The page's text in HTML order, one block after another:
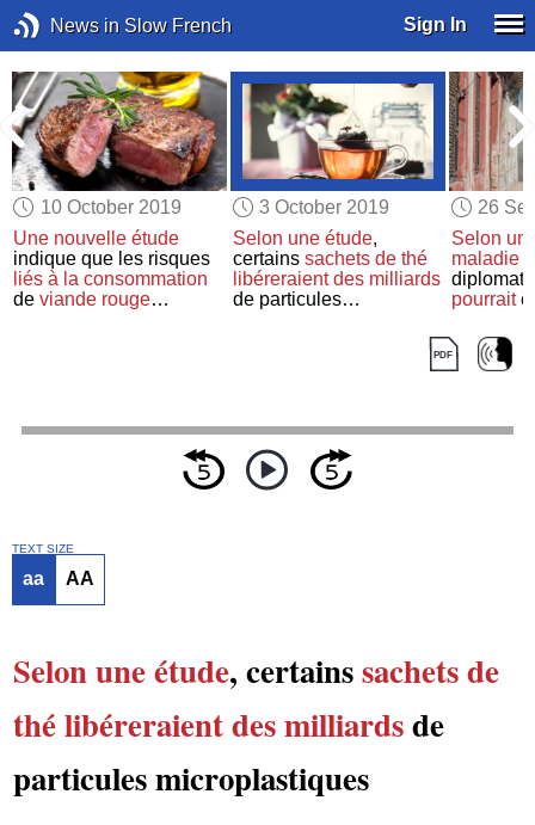
News in Slow French Sign In
10 October 2019
Une nouvelle étude
indique que les risques
liés à la consommation
deviande rouge
3 October 2019
Selon une étude,
certains sachets de thé
libéreraient des milliards
de particules
26
Selon
maladie
pourrait
TEXT SIZE
aa AA
Selonune étude, certainssachets de
thélibéreraientdes milliardsde
particules microplastiques